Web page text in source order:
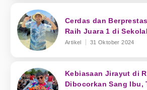
Cerdas dan
Raih Juara 1 di
Artikel 31 Oktober 2024
Kebiasaan Jirayut di
Dibocorkan Sang Ibu,